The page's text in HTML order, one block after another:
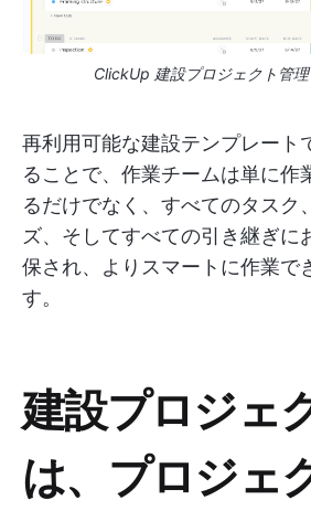
ClickUp 建設プロジェクト管
再利用可能な建設テンプレート
ることで、作業チームは単に作
るだけでなく、すべてのタスク
ズ、そしてすべての引き継ぎに
保され、よりスマートに作業で
す。
建設プロジェ
は、プロジェ